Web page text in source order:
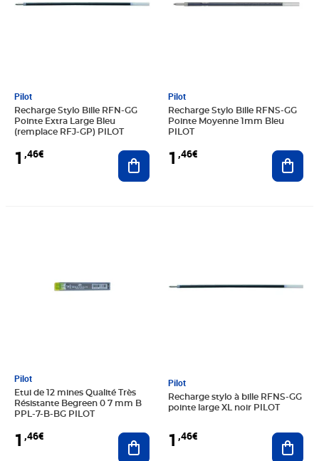
Pilot
Recharge Stylo Bille RFN-GG
Pointe Extra Large Bleu
(remplace RFJ-GP) PILOT
1 ,46€ Ajouter au panier
Pilot
Recharge Stylo Bille RFNS-GG
Pointe Moyenne 1mm Bleu
PILOT
1 ,46€
Pilot
Etui de 12 mines Qualité Très
Résistante Begreen 0 7 mm B
PPL-7-B-BG PILOT
1 ,46€ Ajouter au panier
Pilot
Recharge stylo à bille RFNS-GG
pointe large XL noir PILOT
1 ,46€